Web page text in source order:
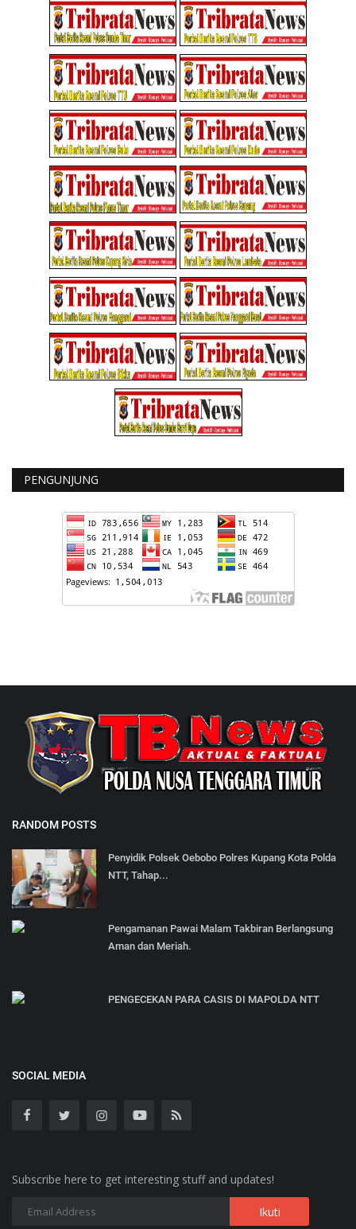
PENGUNJUNG
RANDOM POSTS
Penyidik Polsek Oebobo Polres Kupang Kota Polda
NTT, Tahap...
Pengamanan Pawai Malam Takbiran Berlangsung
Aman dan Meriah.
PENGECEKAN PARA CASIS DI MAPOLDA NTT
SOCIAL MEDIA
Subscribe here to get interesting stuff and updates!